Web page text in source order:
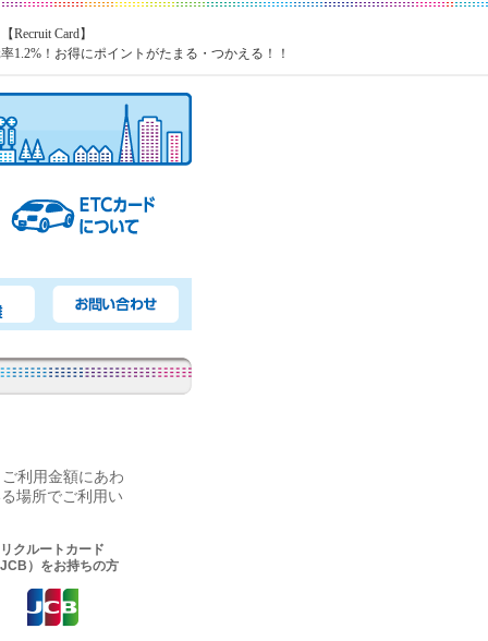
Card】
1.2%！ お得にポイントがたまる・つかえる！！
利用金額にあわ
場所でご利用い
リクルートカード
）をお持ちの方